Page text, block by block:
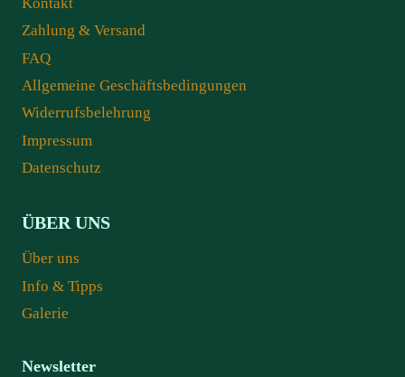
Zahlung & Versand
FAQ
Allgemeine Geschäftsbedingungen
Widerrufsbelehrung
Impressum
Datenschutz
ÜBER UNS
Über uns
Info & Tipps
Galerie
Newsletter